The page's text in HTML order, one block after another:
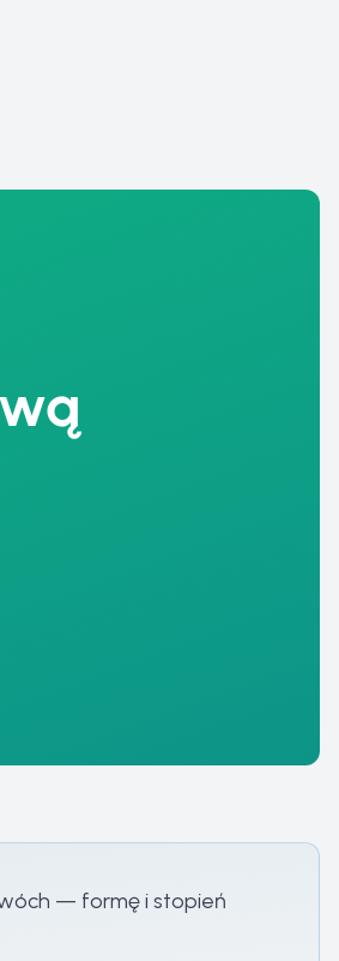
— formę i stopień